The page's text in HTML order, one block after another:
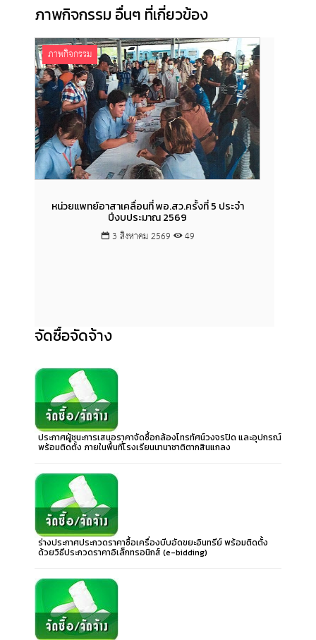
ภาพกิจกรรม อื่นๆ ที่เกี่ยวข้อง
ภาพกิจกรรม
หน่วยแพทย์อาสาเคลื่อนที่ พอ.สว.ครั้งที่ 5 ประจำ
ปีงบประมาณ 2569
3 สิงหาคม 2569 49
จัดซื้อจัดจ้าง
ประกาศผู้ชนะการเสนอราคาจัดซื้อกล้องโทรทัศน์วงจรปิด และอุปกรณ์
พร้อมติดตั้ง ภายในพื้นที่โรงเรียนนานาชาติตากสินแกลง
ร่างประกาศประกวดราคาซื้อเครื่องบีบอัดขยะอินทรีย์ พร้อมติดตั้ง
ด้วยวิธีประกวดราคาอิเล็กทรอนิกส์ (e-bidding)